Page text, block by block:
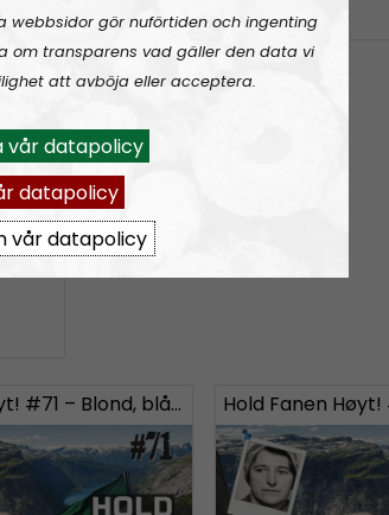
Hold Fanen Høyt! #71 – Blond, blåøyd og anabole steroider
webbsidor gör nuförtiden och ingenting
om transparens vad gäller den data vi
att avböja eller acceptera.
vår datapolicy
datapolicy
vår datapolicy